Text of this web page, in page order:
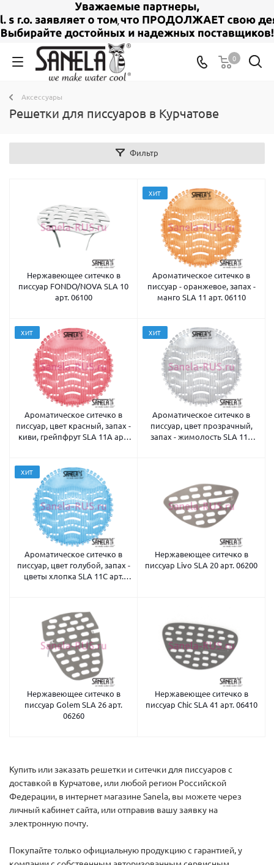
0
Аксессуары
Решетки для писсуаров в Курчатове
Фильтр
Нержавеющее ситечко в
писсуар FONDO/NOVA SLA 10
арт. 06100
ХИТ
Ароматическое ситечко в
писсуар - оранжевое, запах -
манго SLA 11 арт. 06110
ХИТ
Ароматическое ситечко в
писсуар, цвет красный, запах -
киви, грейпфрут SLA 11A арт.
ХИТ
Ароматическое ситечко в
писсуар, цвет прозрачный,
запах - жимолость SLA 11B
ХИТ
Ароматическое ситечко в
писсуар, цвет голубой, запах -
цветы хлопка SLA 11C арт.
Нержавеющее ситечко в
писсуар Livo SLA 20 арт. 06200
Нержавеющее ситечко в
писсуар Golem SLA 26 арт.
06260
Нержавеющее ситечко в
писсуар Chic SLA 41 арт. 06410
Купить или заказать решетки и ситечки для писсуаров с
доставкой в Курчатове, или любой регион Российской
Федерации, в интернет магазине Sanela, вы можете через
личный кабинет сайта, или отправив вашу заявку на
электронную почту.
Покупайте только официальную продукцию с гарантией, у